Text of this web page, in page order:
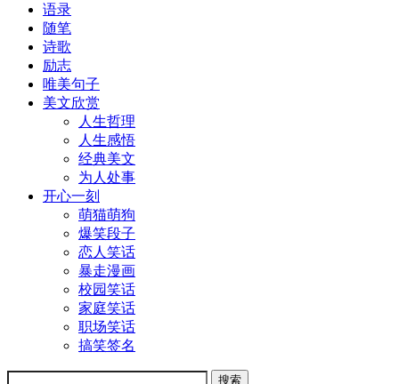
语录
随笔
诗歌
励志
唯美句子
美文欣赏
人生哲理
人生感悟
经典美文
为人处事
开心一刻
萌猫萌狗
爆笑段子
恋人笑话
暴走漫画
校园笑话
家庭笑话
职场笑话
搞笑签名